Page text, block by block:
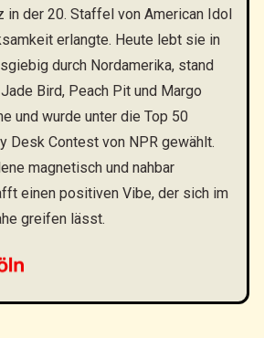
in der 20. Staffel von American Idol
erlangte. Heute lebt sie in
durch Nordamerika, stand
Bird, Peach Pit und Margo
und wurde unter die Top 50
Desk Contest von NPR gewählt.
magnetisch und nahbar
einen positiven Vibe, der sich im
greifen lässt.